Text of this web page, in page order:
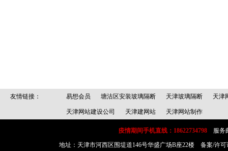
友情链接： 易想会员 塘沽区安装玻璃隔断 天津玻璃隔断 天津
天津网站建设公司 天津建网站 天津网站制作
疫情期间手机直线：18622734798 服务
地址：天津市河西区围堤道146号华盛广场B座22楼 备案/许